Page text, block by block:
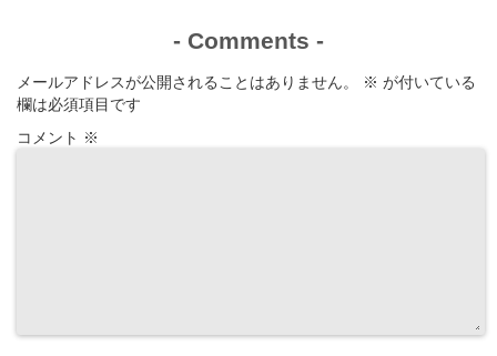
- Comments -
メールアドレスが公開されることはありません。 ※ が付いている
欄は必須項目です
コメント ※